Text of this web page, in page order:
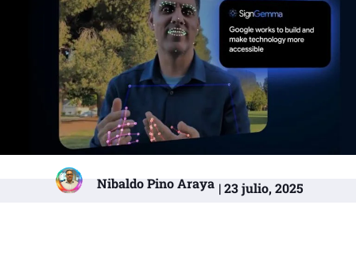
Nibaldo Pino Araya | 23 julio, 2025